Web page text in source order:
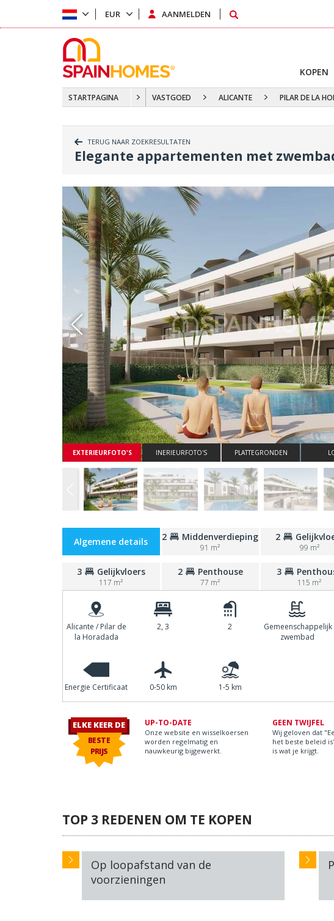
STARTPAGINA VASTGOED ALICANTE PILAR DE LA
TERUG NAAR ZOEKRESULTATEN
Elegante appartementen met
EXTERIEURFOTO'S INERIEURFOTO'S PLATTEGRONDEN
Algemene details 2 Middenverdieping
91 m²
2
99 m²
3 Gelijkvloers
117 m²
2 Penthouse
77 m²
3
115 m²
Alicante / Pilar de
la Horadada
2, 3 2
Gemeenschappelijk
zwembad
Energie Certificaat 0-50 km 1-5 km
ELKE KEER DE
BESTE
PRIJS
UP-TO-DATE
Onze website en wisselkoersen
worden regelmatig en
nauwkeurig bijgewerkt.
GEEN TWIJFEL
Wij geloven dat
het beste beleid
is wat je krijgt.
Whatsapp
TOP 3 REDENEN OM TE KOPEN
Op loopafstand van de
voorzieningen
EUR AANMELDEN
KOPEN